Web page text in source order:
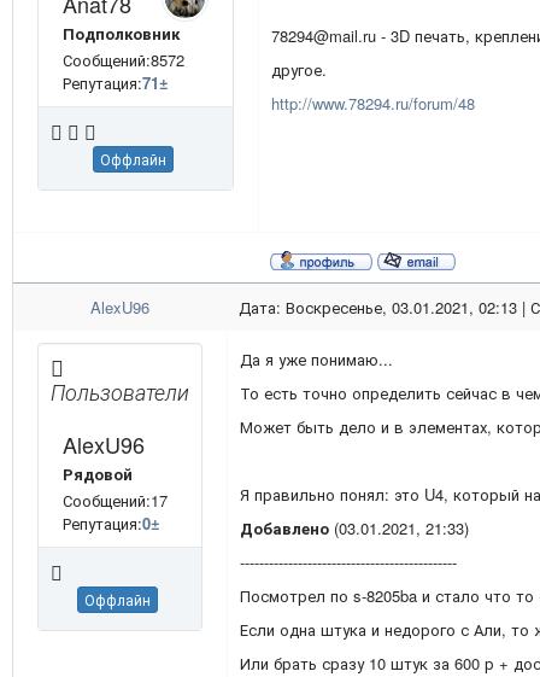
Подполковник
Сообщений:8572
Репутация:71±
Оффлайн
78294@mail.ru - 3D печать,
другое.
http://www.78294.ru/forum/48
AlexU96 Дата: Воскресенье, 03.01.2021, 02:13 |
Пользователи
AlexU96
Рядовой
Сообщений:17
Репутация:0±
Оффлайн
Да я уже понимаю...
То есть точно определить сейчас в
Может быть дело и в элементах,
Я правильно понял: это U4, который
Добавлено (03.01.2021, 21:33)
---------------------------------------------
Посмотрел по s-8205ba и стало что то
Если одна штука и недорого с Али, то
Или брать сразу 10 штук за 600 р +